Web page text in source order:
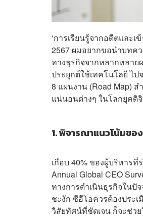
‘การเรียนรู้จากอดีตและ
2567 ผมอยากขอนำบทค
ทางธุรกิจจากหลากหลา
ประยุกต์ใช้เทคโนโลยี ไ
8 แผนงาน (Road Map)
แน่นอนต่างๆ ในโลกยุคดิ
1. พิจารณาแนวโน้มขอ
เกือบ 40% ของผู้บริหาร
Annual Global CEO
ทางการดำเนินธุรกิจในปั
ชะงัก ซีอีโอควรต้องประ
วิสัยทัศน์ที่ชัดเจน ก็จะช่ว